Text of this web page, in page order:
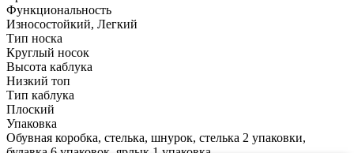
Функциональность
Износостойкий, Легкий
Тип носка
Круглый носок
Высота каблука
Низкий топ
Тип каблука
Плоский
Упаковка
Обувная коробка, стелька, шнурок, стелька 2 упаковки,